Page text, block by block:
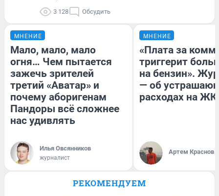
3 128 Обсудить
МНЕНИЕ
Мало, мало, мало
огня… Чем пытается
зажечь зрителей
третий «Аватар» и
почему аборигенам
Пандоры всё сложнее
нас удивлять
Илья Овсянников
журналист
МНЕНИЕ
«Плата за
триггерит
на бензин».
— об
расходах на
Артем Краснов
РЕКОМЕНДУЕМ